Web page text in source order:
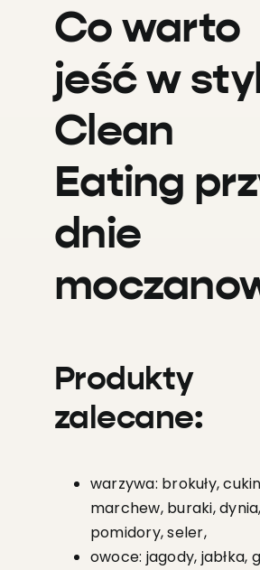
Co warto
jeść w
Clean
Eating
dnie
Produkty
zalecane:
warzywa: brokuły,
marchew, buraki, dynia,
pomidory, seler,
owoce: jagody, jabłka,